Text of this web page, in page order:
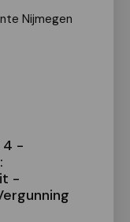
Nijmegen
4 -
-